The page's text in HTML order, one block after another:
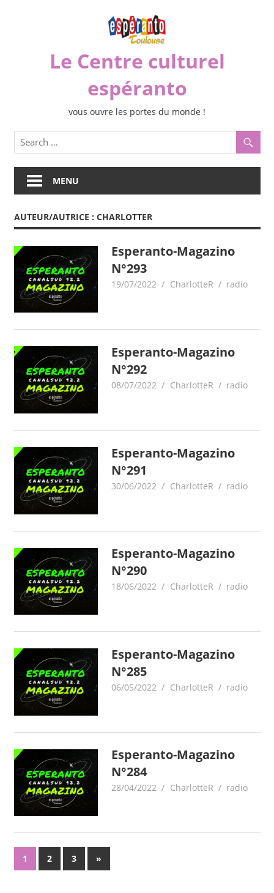
Le Centre culturel
espéranto
vous ouvre les portes du monde !
MENU
AUTEUR/AUTRICE : CHARLOTTER
Esperanto-Magazino
N°293
19/07/2022 CharlotteR radio
Esperanto-Magazino
N°292
08/07/2022 CharlotteR radio
Esperanto-Magazino
N°291
30/06/2022 CharlotteR radio
Esperanto-Magazino
N°290
18/06/2022 CharlotteR radio
Esperanto-Magazino
N°285
06/05/2022 CharlotteR radio
Esperanto-Magazino
N°284
28/04/2022 CharlotteR radio
Pagination
1 2 3
Next
Posts
»